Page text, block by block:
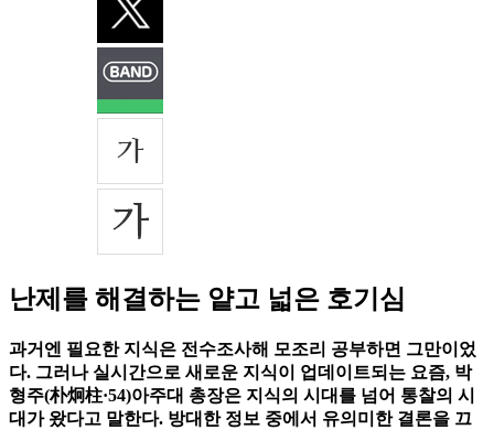
난제를 해결하는 얕고 넓은 호기심
과거엔 필요한 지식은 전수조사해 모조리 공부하면 그만이었
다. 그러나 실시간으로 새로운 지식이 업데이트되는 요즘, 박
형주(朴炯柱·54)아주대 총장은 지식의 시대를 넘어 통찰의 시
대가 왔다고 말한다. 방대한 정보 중에서 유의미한 결론을 끄